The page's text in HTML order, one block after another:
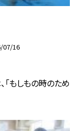
07/16
「もしもの時のため